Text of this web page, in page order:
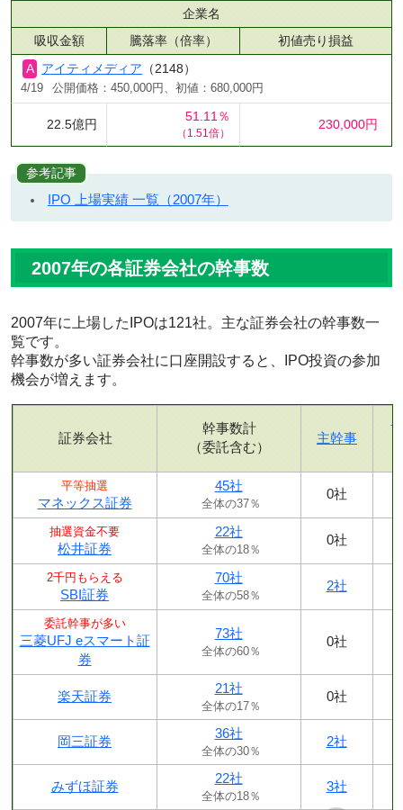
企業名
吸収金額
騰落率（倍率）
初値売り損益
アイティメディア （2148）
4/19 公開価格：450,000円、初値：680,000円
22.5億円
51.11％
（1.51倍）
230,000円
参考記事
IPO 上場実績 一覧（2007年）
2007年の各証券会社の幹事数
2007年に上場したIPOは121社。主な証券会社の幹事数一
覧です。
幹事数が多い証券会社に口座開設すると、IPO投資の参加
機会が増えます。
証券会社
幹事数計
（委託含む）
主幹事
平等抽選
マネックス証券
45社
全体の37％
0社
抽選資金不要
松井証券
22社
全体の18％
0社
2千円もらえる
SBI証券
70社
全体の58％
2社
委託幹事が多い
三菱UFJ eスマート証
券
73社
全体の60％
0社
楽天証券
21社
全体の17％
0社
岡三証券
36社
全体の30％
2社
みずほ証券
22社
全体の18％
3社